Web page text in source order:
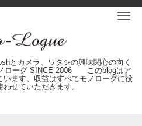
とカメラ、ワタシの興味関心の向く
ローグ SINCE 2006 このblogはア
ます。収益はすべてモノローグに役
せていただきます。